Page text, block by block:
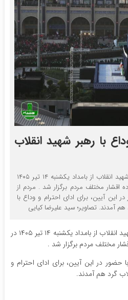
با رهبر شهید انقلاب
دومین روز مراسم وداع با رهبر شهید انقلاب از بامداد یکشنبه ۱۴ تیر ۱۴۰۵
اقشار مختلف مردم برگزار‌ شد . مردم از
این آیین، برای ادای احترام و وداع با
آمدند. تصاویر؛ سید علیرضا کیایی
دومین روز مراسم وداع با رهبر شهید انقلاب از بامداد یکشنبه ۱۴ تیر ۱۴۰۵ در
مختلف مردم برگزار‌ شد .
حضور در این آیین، برای ادای احترام و
گرد هم آمدند.